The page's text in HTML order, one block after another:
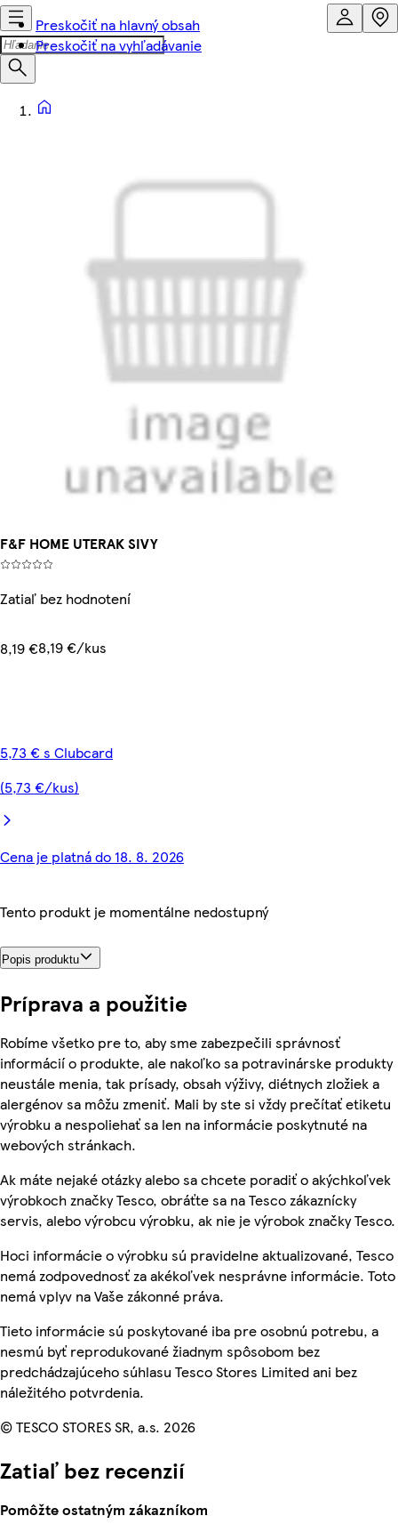
Preskočiť na hlavný obsah
Preskočiť na vyhľadávanie
F&F HOME UTERAK SIVY
Zatiaľ bez hodnotení
8,19 €8,19 €/kus
5,73 € s Clubcard
(5,73 €/kus)
Cena je platná do 18. 8. 2026
Tento produkt je momentálne nedostupný
Popis produktu
Príprava a použitie
Robíme všetko pre to, aby sme zabezpečili správnosť
informácií o produkte, ale nakoľko sa potravinárske produkty
neustále menia, tak prísady, obsah výživy, diétnych zložiek a
alergénov sa môžu zmeniť. Mali by ste si vždy prečítať etiketu
výrobku a nespoliehať sa len na informácie poskytnuté na
webových stránkach.
Ak máte nejaké otázky alebo sa chcete poradiť o akýchkoľvek
výrobkoch značky Tesco, obráťte sa na Tesco zákaznícky
servis, alebo výrobcu výrobku, ak nie je výrobok značky Tesco.
Hoci informácie o výrobku sú pravidelne aktualizované, Tesco
nemá zodpovednosť za akékoľvek nesprávne informácie. Toto
nemá vplyv na Vaše zákonné práva.
Tieto informácie sú poskytované iba pre osobnú potrebu, a
nesmú byť reprodukované žiadnym spôsobom bez
predchádzajúceho súhlasu Tesco Stores Limited ani bez
náležitého potvrdenia.
© TESCO STORES SR, a.s. 2026
Zatiaľ bez recenzií
Pomôžte ostatným zákazníkom